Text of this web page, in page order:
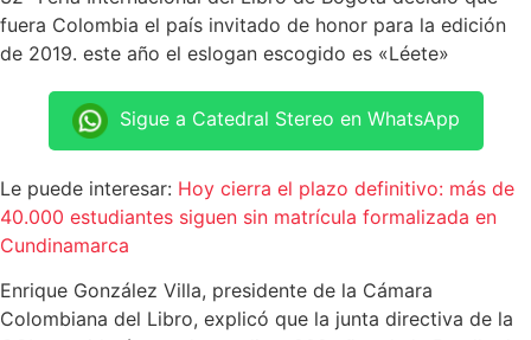
fuera Colombia el país invitado de honor para la edición
de 2019. este año el eslogan escogido es «Léete»
Sigue a Catedral Stereo en WhatsApp
Le puede interesar: Hoy cierra el plazo definitivo: más de
40.000 estudiantes siguen sin matrícula formalizada en
Cundinamarca
Enrique González Villa, presidente de la Cámara
Colombiana del Libro, explicó que la junta directiva de la